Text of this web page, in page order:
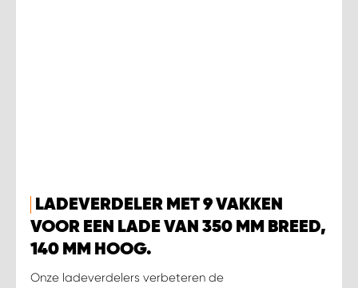
LADEVERDELER MET 9 VAKKEN
VOOR EEN LADE VAN 350 MM BREED,
140 MM HOOG.
Onze ladeverdelers verbeteren de